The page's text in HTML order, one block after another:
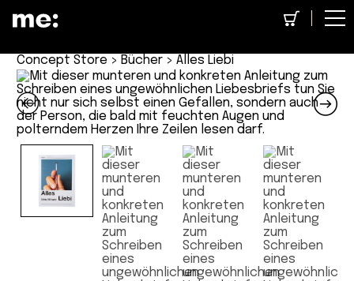
Concept Store > Bücher > Alles Liebi